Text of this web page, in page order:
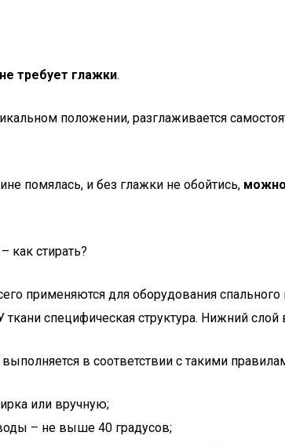
требует глажки.
положении, разглаживается
помялась, и без глажки не обойтись, можно
как стирать?
применяются для оборудования
ткани специфическая структура. Нижний
в соответствии с такими
или вручную;
– не выше 40 градусов;